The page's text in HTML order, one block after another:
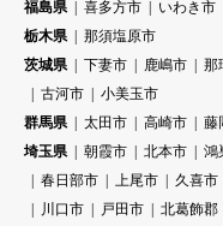
福島県
喜多方市
いわき市
栃木県
那須塩原市
茨城県
下妻市 鹿嶋市 那
古河市
小美玉市
群馬県
太田市 高崎市 藤
埼玉県
朝霞市 北本市 鴻
春日部市
上尾市 久喜市
川口市
戸田市 北葛飾郡